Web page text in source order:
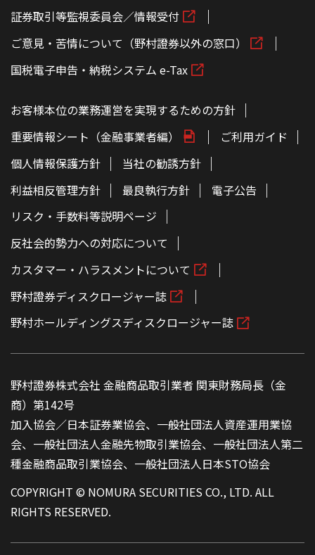
証券取引等監視委員会／情報受付
ご意見・苦情について（野村證券以外の窓口）
国税電子申告・納税システム e-Tax
お客様本位の業務運営を実現するための方針
重要情報シート（金融事業者編）
ご利用ガイド
個人情報保護方針
当社の勧誘方針
利益相反管理方針
最良執行方針
電子公告
リスク・手数料等説明ページ
反社会的勢力への対応について
カスタマー・ハラスメントについて
野村證券ディスクロージャー誌
野村ホールディングスディスクロージャー誌
野村證券株式会社 金融商品取引業者 関東財務局長（金
商）第142号
加入協会／日本証券業協会、一般社団法人資産運用業協
会、一般社団法人金融先物取引業協会、一般社団法人第二
種金融商品取引業協会、一般社団法人日本STO協会
COPYRIGHT © NOMURA SECURITIES CO., LTD. ALL
RIGHTS RESERVED.